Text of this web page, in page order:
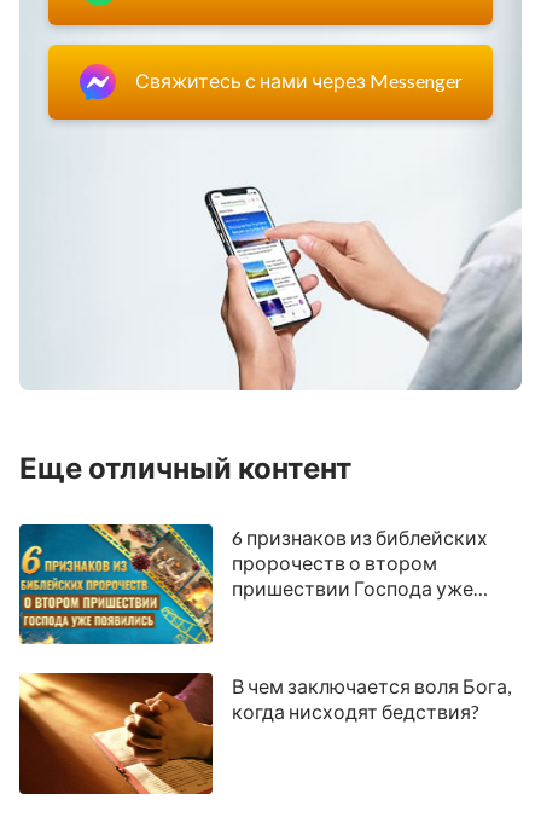
Свяжитесь с нами через Messenger
Еще отличный контент
6 признаков из библейских
пророчеств о втором
пришествии Господа уже
В чем заключается воля Бога,
когда нисходят бедствия?